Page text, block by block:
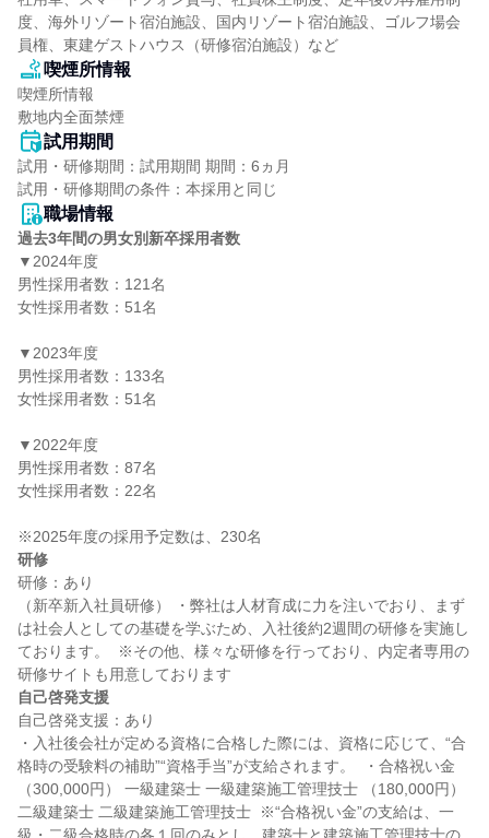
度、海外リゾート宿泊施設、国内リゾート宿泊施設、ゴルフ場会
員権、東建ゲストハウス（研修宿泊施設）など
喫煙所情報
喫煙所情報
敷地内全面禁煙
試用期間
試用・研修期間：試用期間 期間：6ヵ月
職場情報
過去3年間の男女別新卒採用者数
▼2024年度
男性採用者数：121名
女性採用者数：51名
▼2023年度
男性採用者数：133名
女性採用者数：51名
▼2022年度
男性採用者数：87名
女性採用者数：22名
研修
研修：あり
（新卒新入社員研修） ・弊社は人材育成に力を注いでおり、まず
は社会人としての基礎を学ぶため、入社後約2週間の研修を実施し
ております。  ※その他、様々な研修を行っており、内定者専用の
自己啓発支援
自己啓発支援：あり
・入社後会社が定める資格に合格した際には、資格に応じて、“合
格時の受験料の補助”“資格手当”が支給されます。  ・合格祝い金
（300,000円） 一級建築士 一級建築施工管理技士 （180,000円）
二級建築士 二級建築施工管理技士  ※“合格祝い金”の支給は、一